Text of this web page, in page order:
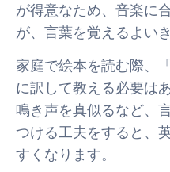
が得意なため、音楽に
が、言葉を覚えるよい
家庭で絵本を読む際、
に訳して教える必要は
鳴き声を真似るなど、
つける工夫をすると、
すくなります。